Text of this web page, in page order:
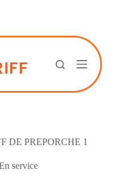
DE PREPORCHE 1
service